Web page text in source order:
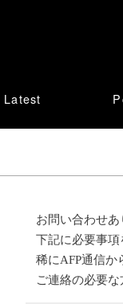
Latest
お問い合わせあ
下記に必要事
稀にAFP通信か
ご連絡の必要